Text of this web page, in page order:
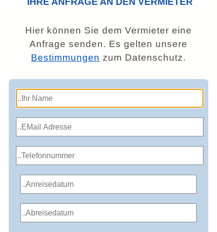
Hier können Sie dem Vermieter eine
Anfrage senden. Es gelten unsere
Bestimmungen zum Datenschutz.